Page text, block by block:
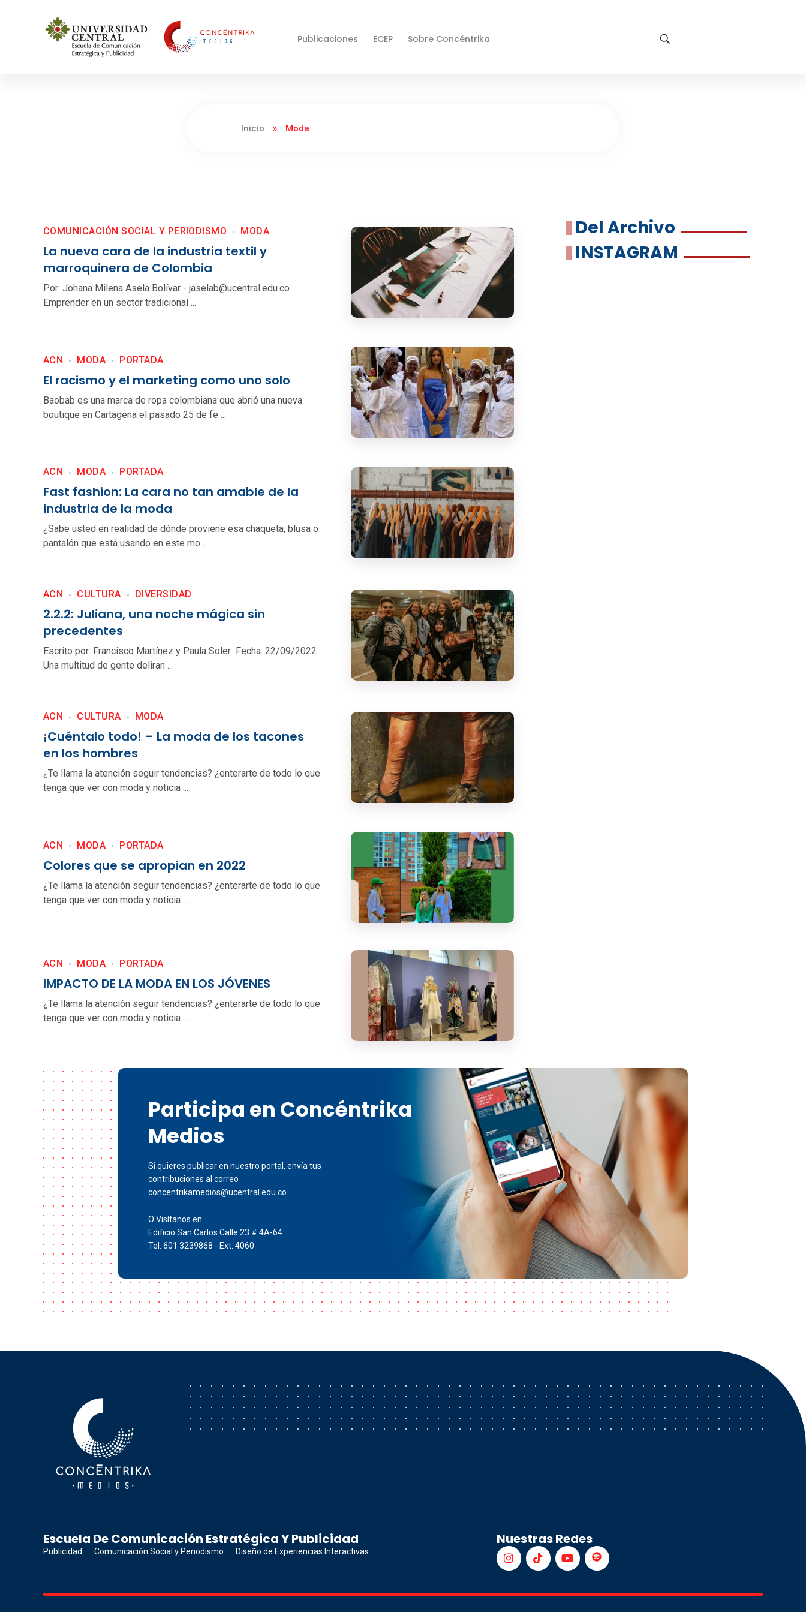
Publicaciones ECEP Sobre Concéntrika
Inicio » Moda
La nueva cara de la industria textil y
marroquinera de Colombia
COMUNICACIÓN SOCIAL Y PERIODISMO MODA
Por: Johana Milena Asela Bolívar - jaselab@ucentral.edu.co
Emprender en un sector tradicional ...
El racismo y el marketing como uno solo
ACN MODA PORTADA
Baobab es una marca de ropa colombiana que abrió una nueva
boutique en Cartagena el pasado 25 de fe ...
Fast fashion: La cara no tan amable de la
industria de la moda
ACN MODA PORTADA
¿Sabe usted en realidad de dónde proviene esa chaqueta, blusa o
pantalón que está usando en este mo ...
2.2.2: Juliana, una noche mágica sin
precedentes
ACN CULTURA DIVERSIDAD
Escrito por: Francisco Martínez y Paula Soler Fecha: 22/09/2022
Una multitud de gente deliran ...
¡Cuéntalo todo! – La moda de los tacones
en los hombres
ACN CULTURA MODA
¿Te llama la atención seguir tendencias? ¿enterarte de todo lo que
tenga que ver con moda y noticia ...
Colores que se apropian en 2022
ACN MODA PORTADA
¿Te llama la atención seguir tendencias? ¿enterarte de todo lo que
tenga que ver con moda y noticia ...
IMPACTO DE LA MODA EN LOS JÓVENES
ACN MODA PORTADA
¿Te llama la atención seguir tendencias? ¿enterarte de todo lo que
tenga que ver con moda y noticia ...
Del Archivo
INSTAGRAM
Participa en Concéntrika
Medios
Si quieres publicar en nuestro portal, envía tus
contribuciones al correo
concentrikamedios@ucentral.edu.co
O Visítanos en:
Edificio San Carlos Calle 23 # 4A-64
Tel: 601 3239868 - Ext. 4060
Escuela De Comunicación Estratégica Y Publicidad
Publicidad Comunicación Social y Periodismo Diseño de Experiencias Interactivas
Nuestras Redes